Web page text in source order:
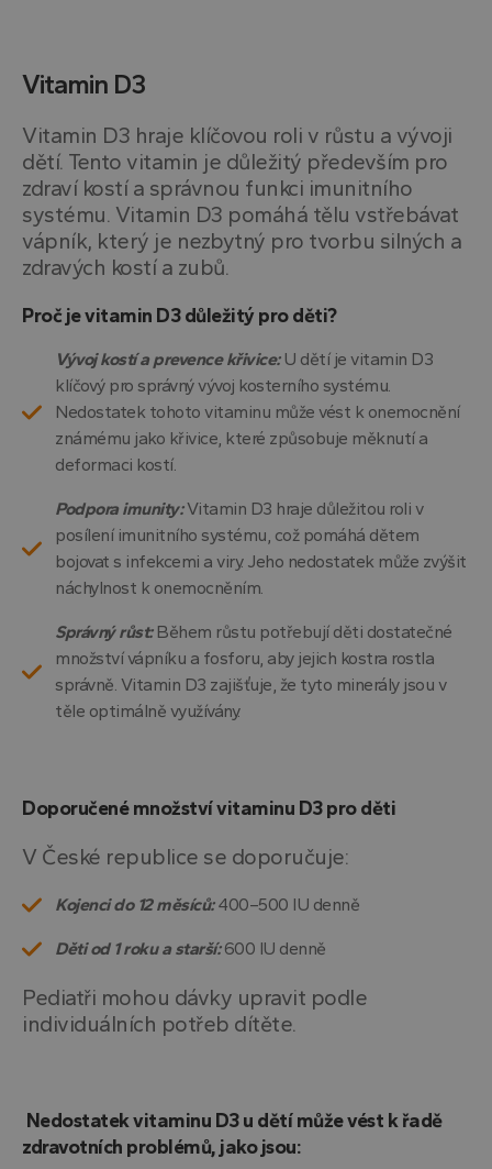
Vitamin D3
Vitamin D3 hraje klíčovou roli v růstu a vývoji
dětí. Tento vitamin je důležitý především pro
zdraví kostí a správnou funkci imunitního
systému. Vitamin D3 pomáhá tělu vstřebávat
vápník, který je nezbytný pro tvorbu silných a
zdravých kostí a zubů.
Proč je vitamin D3 důležitý pro děti?
Vývoj kostí a prevence křivice: U dětí je vitamin D3
klíčový pro správný vývoj kosterního systému.
Nedostatek tohoto vitaminu může vést k onemocnění
známému jako křivice, které způsobuje měknutí a
deformaci kostí.
Podpora imunity:Vitamin D3 hraje důležitou roli v
posílení imunitního systému, což pomáhá dětem
bojovat s infekcemi a viry. Jeho nedostatek může zvýšit
náchylnost k onemocněním.
Správný růst: Během růstu potřebují děti dostatečné
množství vápníku a fosforu, aby jejich kostra rostla
správně. Vitamin D3 zajišťuje, že tyto minerály jsou v
těle optimálně využívány.
Doporučené množství vitaminu D3 pro děti
V České republice se doporučuje:
Kojenci do 12 měsíců:400–500 IU denně
Děti od 1 roku a starší:600 IU denně
Pediatři mohou dávky upravit podle
individuálních potřeb dítěte.
Nedostatek vitaminu D3 u dětí může vést k řadě
zdravotních problémů, jako jsou: